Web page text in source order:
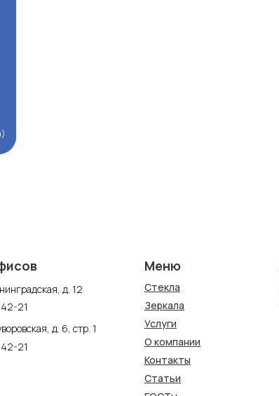
д. 12
21
д. 6, стр. 1
21
Меню
Стекла
Услуги
О компании
Контакты
Зеркала
Статьи